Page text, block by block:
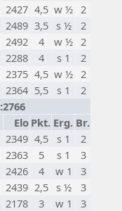
2427 4,5 w ½ 2
2489 3,5 s ½
2
2492 4 w ½ 2
2288 4 s 1
2
2375 4,5 w ½ 2
2364 5,5 s 1
2
Elo Pkt. Erg. Br.
2349 4,5 s 1
2
2363 5 s 1
3
2426 4 w 1
3
2439 2,5 s ½
3
2178 3 w 1
3